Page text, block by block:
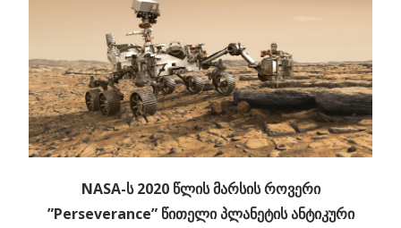
NASA-ს 2020 წლის მარსის როვერი
”Perseverance” წითელი პლანეტის ანტიკური